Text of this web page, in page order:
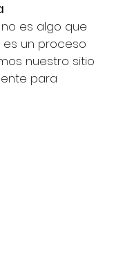
es algo que
un proceso
nuestro sitio
para